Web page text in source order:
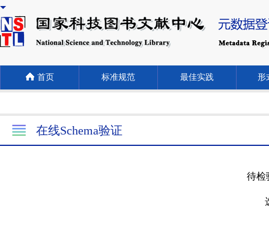
首页 标准规范 最佳实践 形
在线Schema验证
待检